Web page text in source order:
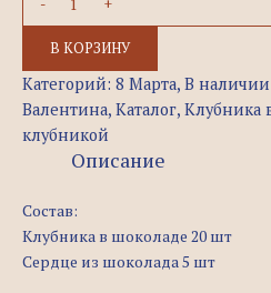
В КОРЗИНУ
Категорий: 8 Марта, В наличии
Валентина, Каталог, Клубника
клубникой
Описание
Состав:
Клубника в шоколаде 20 шт
Сердце из шоколада 5 шт